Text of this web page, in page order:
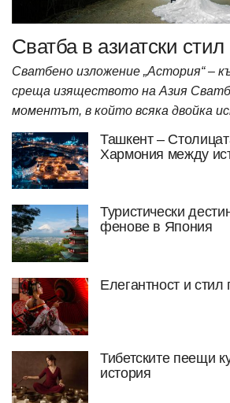
Сватба в азиатски стил
Сватбено изложение „Астория“ –
среща изяществото на Азия
моментът, в който всяка двойка
Ташкент –
Хармония между
Туристически
фенове в Япония
Елегантност и
Тибетските пеещи
история